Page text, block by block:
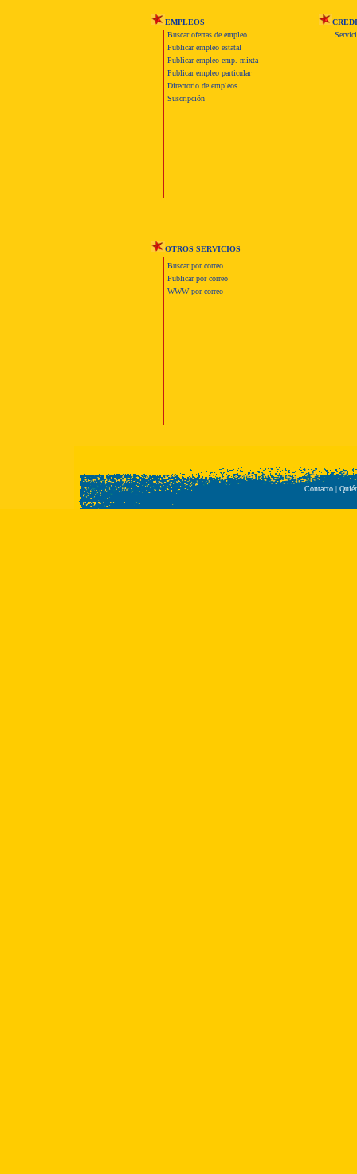
EMPLEOS
Buscar ofertas de empleo
Publicar empleo estatal
Publicar empleo emp. mixta
Publicar empleo particular
Directorio de empleos
Suscripción
OTROS SERVICIOS
Buscar por correo
Publicar por correo
WWW por correo
Contacto|